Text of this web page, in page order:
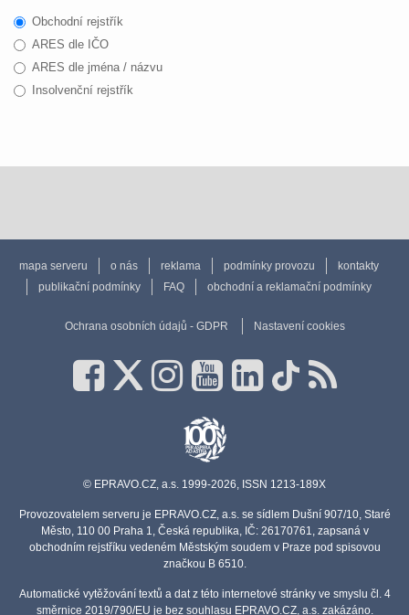
Obchodní rejstřík
ARES dle IČO
ARES dle jména / názvu
Insolvenční rejstřík
mapa serveru o nás reklama podmínky provozu
kontakty
publikační podmínky
FAQ obchodní a reklamační podmínky
Ochrana osobních údajů - GDPR Nastavení cookies
© EPRAVO.CZ, a.s. 1999-2026, ISSN 1213-189X
Provozovatelem serveru je EPRAVO.CZ, a.s. se sídlem Dušní 907/10, Staré
Město, 110 00 Praha 1, Česká republika, IČ: 26170761, zapsaná v
obchodním rejstříku vedeném Městským soudem v Praze pod spisovou
značkou B 6510.
Automatické vytěžování textů a dat z této internetové stránky ve smyslu čl. 4
směrnice 2019/790/EU je bez souhlasu EPRAVO.CZ, a.s. zakázáno.